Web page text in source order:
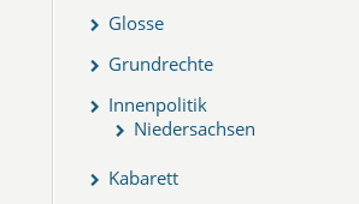
Glosse
Grundrechte
Innenpolitik
Niedersachsen
Kabarett